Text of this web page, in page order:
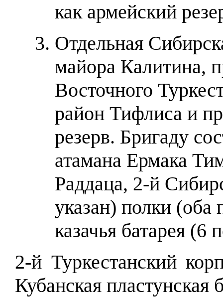
как армейский
Отдельная
майора Калитина,
Восточного
район Тифлиса и
резерв. Бригаду
атамана Ермака
Раддаца, 2-й
указан) полки (оба
казачья батарея (6
2-й Туркестанский
Кубанская